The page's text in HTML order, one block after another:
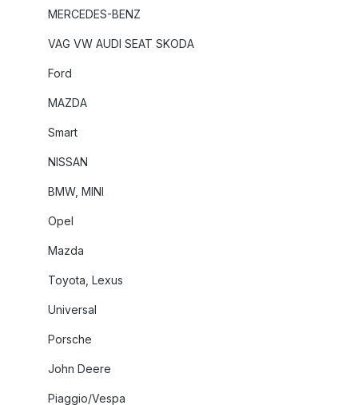
MERCEDES-BENZ
VAG VW AUDI SEAT SKODA
Ford
MAZDA
Smart
NISSAN
BMW, MINI
Opel
Mazda
Toyota, Lexus
Universal
Porsche
John Deere
Piaggio/Vespa